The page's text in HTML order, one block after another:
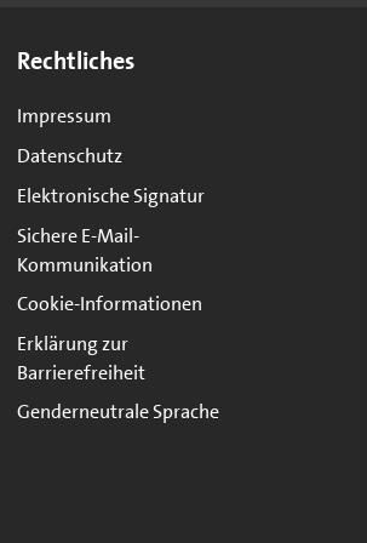
Rechtliches
Impressum
Datenschutz
Elektronische Signatur
Sichere E-Mail-
Kommunikation
Cookie-Informationen
Erklärung zur
Barrierefreiheit
Genderneutrale Sprache